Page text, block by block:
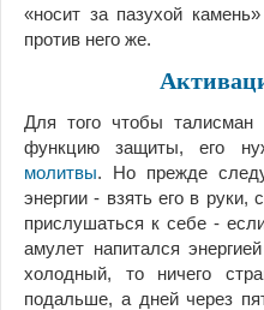
«носит за пазухой
против него же.
Для того чтобы талисман
функцию защиты, его
молитвы. Но прежде
энергии - взять его в руки,
прислушаться к себе -
амулет напитался
холодный, то ничего
подальше, а дней через